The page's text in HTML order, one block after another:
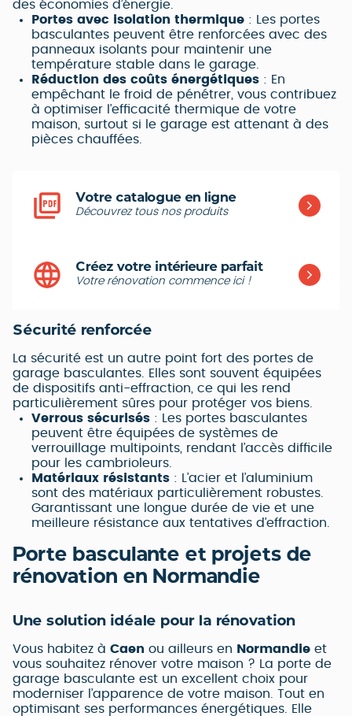
des économies d’énergie.
Portes avec isolation thermique : Les portes
basculantes peuvent être renforcées avec des
panneaux isolants pour maintenir une
température stable dans le garage.
Réduction des coûts énergétiques : En
empêchant le froid de pénétrer, vous contribuez
à optimiser l’efficacité thermique de votre
maison, surtout si le garage est attenant à des
pièces chauffées.
Votre catalogue en ligne
Découvrez tous nos produits
Créez votre intérieure parfait
Votre rénovation commence ici !
Sécurité renforcée
La sécurité est un autre point fort des portes de
garage basculantes. Elles sont souvent équipées
de dispositifs anti-effraction, ce qui les rend
particulièrement sûres pour protéger vos biens.
Verrous sécurisés : Les portes basculantes
peuvent être équipées de systèmes de
verrouillage multipoints, rendant l’accès difficile
pour les cambrioleurs.
Matériaux résistants : L’acier et l’aluminium
sont des matériaux particulièrement robustes.
Garantissant une longue durée de vie et une
meilleure résistance aux tentatives d’effraction.
Porte basculante et projets de
rénovation en Normandie
Une solution idéale pour la rénovation
Vous habitez à Caen ou ailleurs en Normandie et
vous souhaitez rénover votre maison ? La porte de
garage basculante est un excellent choix pour
moderniser l’apparence de votre maison. Tout en
optimisant ses performances énergétiques. Elle